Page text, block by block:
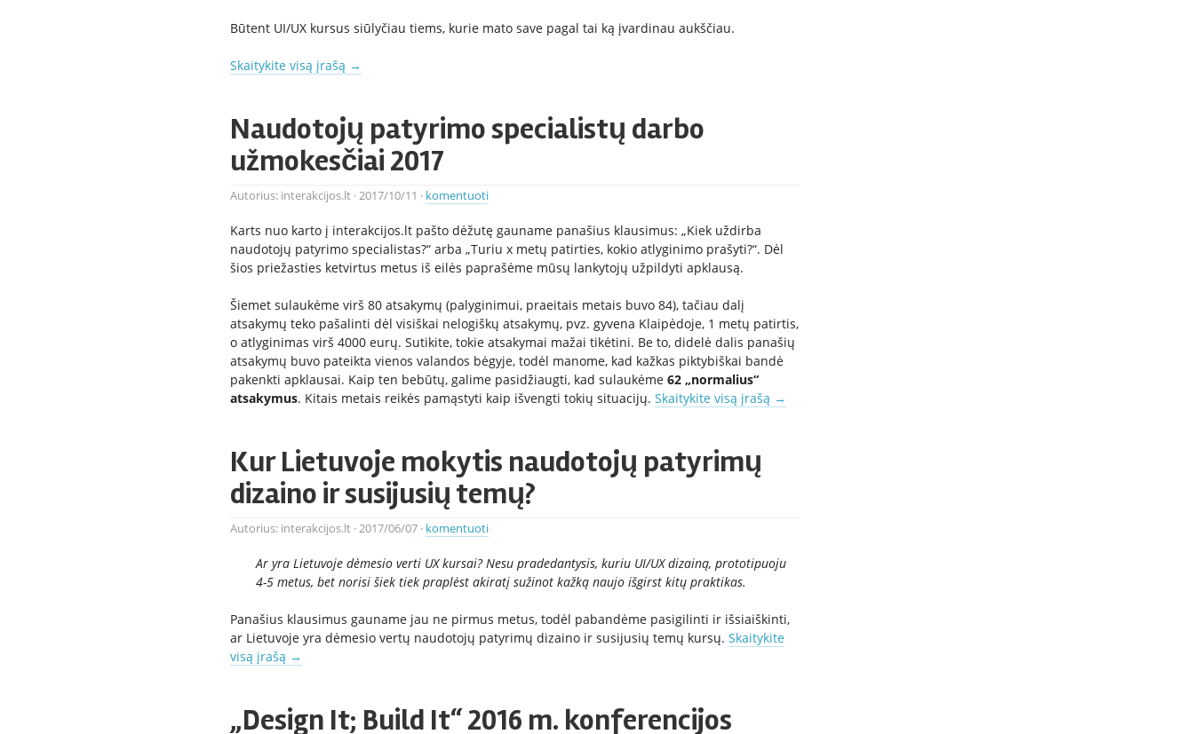
Būtent UI/UX kursus siūlyčiau tiems, kurie mato save pagal tai ką įvardinau aukščiau.
Skaitykite visą įrašą →
Naudotojų patyrimo specialistų darbo
užmokesčiai 2017
Autorius: interakcijos.lt ·2017/10/11 · komentuoti
Karts nuo karto į interakcijos.lt pašto dėžutę gauname panašius klausimus: „Kiek uždirba
naudotojų patyrimo specialistas?“ arba „Turiu x metų patirties, kokio atlyginimo prašyti?“. Dėl
šios priežasties ketvirtus metus iš eilės paprašėme mūsų lankytojų užpildyti apklausą.
Šiemet sulaukėme virš 80 atsakymų (palyginimui, praeitais metais buvo 84), tačiau dalį
atsakymų teko pašalinti dėl visiškai nelogiškų atsakymų, pvz. gyvena Klaipėdoje, 1 metų patirtis,
o atlyginimas virš 4000 eurų. Sutikite, tokie atsakymai mažai tikėtini. Be to, didelė dalis panašių
atsakymų buvo pateikta vienos valandos bėgyje, todėl manome, kad kažkas piktybiškai bandė
pakenkti apklausai. Kaip ten bebūtų, galime pasidžiaugti, kad sulaukėme62 „normalius“
atsakymus. Kitais metais reikės pamąstyti kaip išvengti tokių situacijų.Skaitykite visą įrašą →
Kur Lietuvoje mokytis naudotojų patyrimų
dizaino ir susijusių temų?
Autorius: interakcijos.lt ·2017/06/07 · komentuoti
Ar yra Lietuvoje dėmesio verti UX kursai? Nesu pradedantysis, kuriu UI/UX dizainą, prototipuoju
4-5 metus, bet norisi šiek tiek praplėst akiratį sužinot kažką naujo išgirst kitų praktikas.
Panašius klausimus gauname jau ne pirmus metus, todėl pabandėme pasigilinti ir išsiaiškinti,
ar Lietuvoje yra dėmesio vertų naudotojų patyrimų dizaino ir susijusių temų kursų.Skaitykite
visą įrašą →
„Design It; Build It“ 2016 m. konferencijos